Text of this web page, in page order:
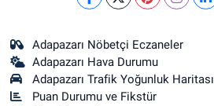
Adapazarı Nöbetçi Eczaneler
Adapazarı Hava Durumu
Adapazarı Trafik Yoğunluk Haritası
Puan Durumu ve Fikstür